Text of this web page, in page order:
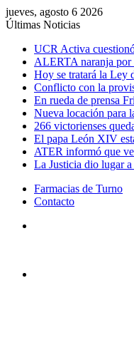
jueves, agosto 6 2026
Últimas Noticias
UCR Activa
ALERTA naranja por
Hoy se tratará la Ley
Conflicto con la
En rueda de prensa
Nueva locación para
266 victorienses
El papa León XIV
ATER informó que
La Justicia dio lugar a
Farmacias de Turno
Contacto